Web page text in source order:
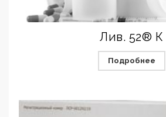
Лив. 52® К
Подробнее